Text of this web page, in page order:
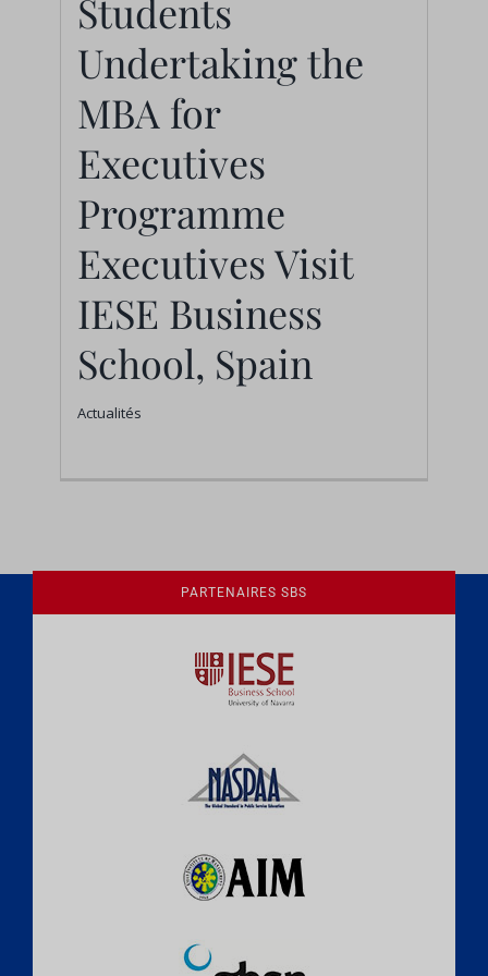
Programme
Executives Visit IESE
Business School,
Spain
Students
Undertaking the
MBA for
Executives
Programme
Executives Visit
IESE Business
School, Spain
Actualités
Une culture de l'éthique et de
l'apprentissage
PARTENAIRES SBS